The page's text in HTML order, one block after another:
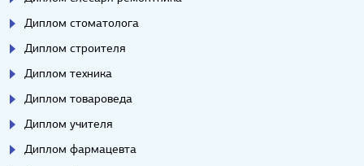
Диплом стоматолога
Диплом строителя
Диплом техника
Диплом товароведа
Диплом учителя
Диплом фармацевта